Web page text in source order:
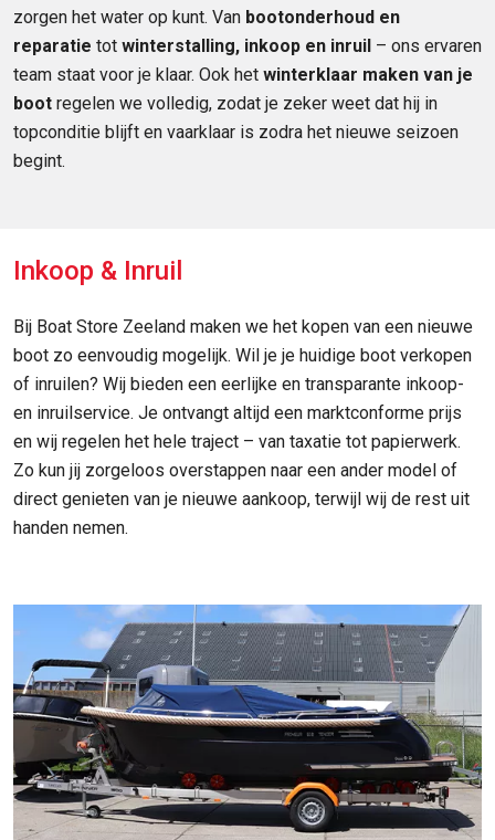
zorgen het water op kunt. Van bootonderhoud en
reparatie tot winterstalling, inkoop en inruil – ons ervaren
team staat voor je klaar. Ook het winterklaar maken van je
boot regelen we volledig, zodat je zeker weet dat hij in
topconditie blijft en vaarklaar is zodra het nieuwe seizoen
begint.
Inkoop & Inruil
Bij Boat Store Zeeland maken we het kopen van een nieuwe
boot zo eenvoudig mogelijk. Wil je je huidige boot verkopen
of inruilen? Wij bieden een eerlijke en transparante inkoop-
en inruilservice. Je ontvangt altijd een marktconforme prijs
en wij regelen het hele traject – van taxatie tot papierwerk.
Zo kun jij zorgeloos overstappen naar een ander model of
direct genieten van je nieuwe aankoop, terwijl wij de rest uit
handen nemen.